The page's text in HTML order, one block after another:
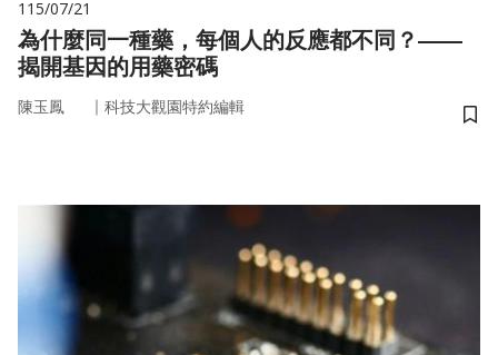
115/07/21
為什麼同一種藥，每個人的反應都不同？——
揭開基因的用藥密碼
陳玉鳳 ｜ 科技大觀園特約編輯
儲